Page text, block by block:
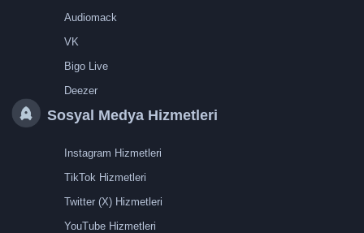
Audiomack
VK
Bigo Live
Deezer
Sosyal Medya Hizmetleri
Instagram Hizmetleri
TikTok Hizmetleri
Twitter (X) Hizmetleri
YouTube Hizmetleri